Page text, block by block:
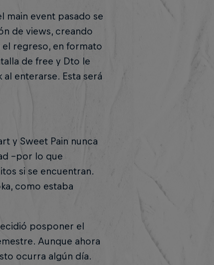
main event pasado se
de views, creando
el regreso, en formato
de free y Dto le
al enterarse. Esta será
y Sweet Pain nunca
–por lo que
si se encuentran.
como estaba
posponer el
Aunque ahora
ocurra algún día.